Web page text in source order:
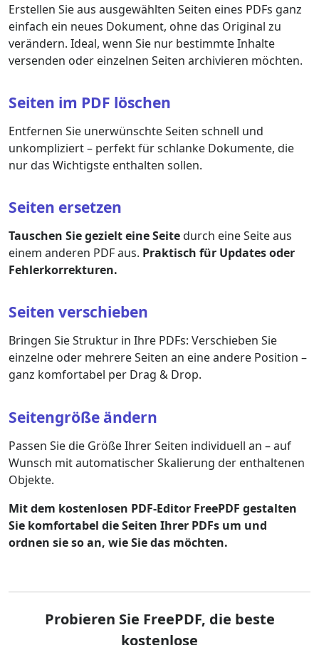
Erstellen Sie aus ausgewählten Seiten eines PDFs ganz
einfach ein neues Dokument, ohne das Original zu
verändern. Ideal, wenn Sie nur bestimmte Inhalte
versenden oder einzelnen Seiten archivieren möchten.
Seiten im PDF löschen
Entfernen Sie unerwünschte Seiten schnell und
unkompliziert – perfekt für schlanke Dokumente, die
nur das Wichtigste enthalten sollen.
Seiten ersetzen
Tauschen Sie gezielt eine Seitedurch eine Seite aus
einem anderen PDF aus. Praktisch für Updates oder
Fehlerkorrekturen.
Seiten verschieben
Bringen Sie Struktur in Ihre PDFs: Verschieben Sie
einzelne oder mehrere Seiten an eine andere Position –
ganz komfortabel per Drag & Drop.
Seitengröße ändern
Passen Sie die Größe Ihrer Seiten individuell an – auf
Wunsch mit automatischer Skalierung der enthaltenen
Objekte.
Mit dem kostenlosen PDF-Editor FreePDF gestalten
Sie komfortabel die Seiten Ihrer PDFs um und
ordnen sie so an, wie Sie das möchten.
Probieren Sie FreePDF, die beste
kostenlose